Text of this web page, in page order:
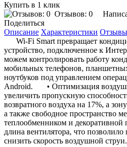
Купить в 1 клик
Отзывов: 0
Поделиться
Описание Характеристики
Wi-Fi Smart превращает
устройство, подключенное к
можем контролировать работу
мобильных телефонов,
ноутбуков под управлением
Android. • Оптимизация
увеличить пропускную
возвратного воздуха на 17%, а
а также свободное пространство
теплообменником и декоративной
длина вентилятора, что позволило
снизить скорость воздушной